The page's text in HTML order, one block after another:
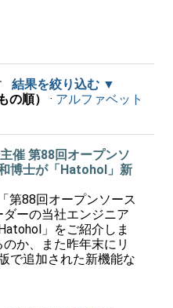
結果を絞り込む
の順） · アルファベット
催 第88回オープンソ
博士が「Hatohol」新
第88回オープンソース
ーの当社エンジニア
」をご紹介しま
か、また昨年末にリ
で追加された新機能な